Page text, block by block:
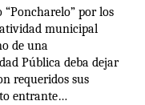
por los
municipal
de una
Pública deba dejar
requeridos sus
entrante…